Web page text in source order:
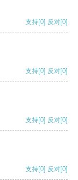
支持[0] 反对[0]
支持[0] 反对[0]
支持[0] 反对[0]
支持[0] 反对[0]